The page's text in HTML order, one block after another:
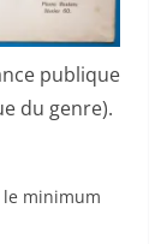
publique
du genre).
le minimum